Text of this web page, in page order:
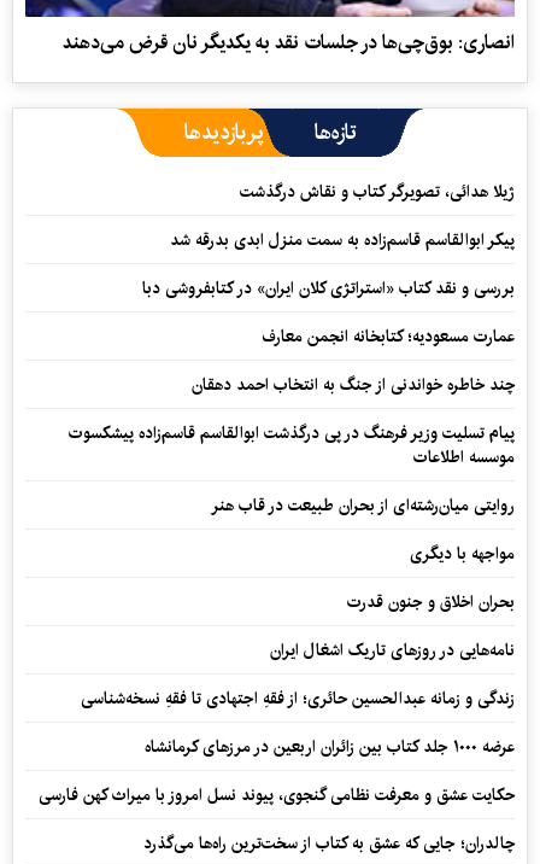
انصاری: بوق‌چی‌ها در جلسات نقد به یکدیگر نان قرض می‌دهند
تازه‌ها پربازدیدها
ژیلا هدائی، تصویرگر کتاب و نقاش درگذشت
پیکر ابوالقاسم قاسم‌زاده به سمت منزل ابدی بدرقه شد
بررسی و نقد کتاب «استراتژی کلان ایران» در کتابفروشی دبا
عمارت مسعودیه؛ کتابخانه انجمن معارف
چند خاطره خواندنی از جنگ به انتخاب احمد دهقان
پیام تسلیت وزیر فرهنگ در پی درگذشت ابوالقاسم قاسم‌زاده پیشکسوت
موسسه اطلاعات
روایتی میان‌رشته‌ای از بحران طبیعت در قاب هنر
مواجهه با دیگری
بحران اخلاق و جنون قدرت
نامه‌هایی در روزهای تاریک اشغال ایران
زندگی و زمانه عبدالحسین حائری؛ از فقهِ اجتهادی تا فقهِ نسخه‌شناسی
عرضه ۱۰۰۰ جلد کتاب بین زائران اربعین در مرزهای کرمانشاه
حکایت عشق و معرفت نظامی گنجوی، پیوند نسل امروز با میراث کهن فارسی
چالدران؛ جایی که عشق به کتاب از سخت‌ترین راه‌ها می‌گذرد